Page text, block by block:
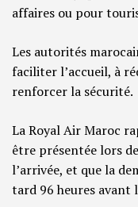
affaires ou pour
Les autorités
faciliter l’accueil, à
renforcer la sécurité.
La Royal Air Maroc
être présentée lors
l’arrivée, et que la
tard 96 heures avant